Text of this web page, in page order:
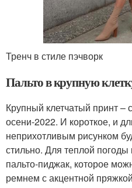
Тренч в стиле пэчворк
Пальто в крупную
Крупный клетчатый принт
осени-2022. И короткое, и
неприхотливым рисунком
стильно. Для теплой
пальто-пиджак, которое
ремнем с акцентной